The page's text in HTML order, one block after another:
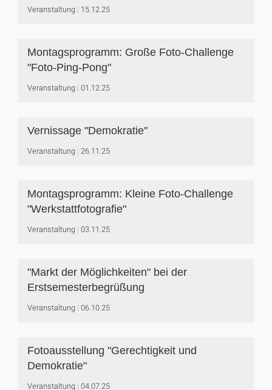
Veranstaltung 15.12.25
Montagsprogramm: Große Foto-Challenge
"Foto-Ping-Pong"
Veranstaltung 01.12.25
Vernissage "Demokratie"
Veranstaltung 26.11.25
Montagsprogramm: Kleine Foto-Challenge
"Werkstattfotografie"
Veranstaltung 03.11.25
"Markt der Möglichkeiten" bei der
Erstsemesterbegrüßung
Veranstaltung 06.10.25
Fotoausstellung "Gerechtigkeit und
Demokratie"
Veranstaltung 04.07.25